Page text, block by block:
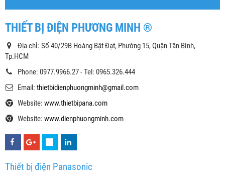
THIẾT BỊ ĐIỆN PHƯƠNG MINH ®
Địa chỉ: Số 40/29B Hoàng Bật Đạt, Phường 15, Quận Tân Bình,
Tp.HCM
Phone: 0977.9966.27 - Tel: 0965.326.444
Email: thietbidienphuongminh@gmail.com
Website: www.thietbipana.com
Website: www.dienphuongminh.com
Thiết bị điện Panasonic